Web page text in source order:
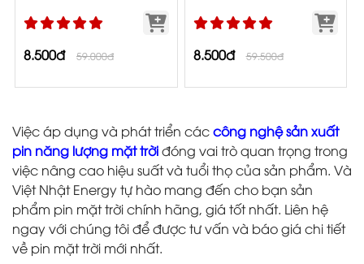
8.500đ 59.000đ 8.500đ 59.500đ
Việc áp dụng và phát triển cáccông nghệ sản xuất
pin năng lượng mặt trờiđóng vai trò quan trọng trong
việc nâng cao hiệu suất và tuổi thọ của sản phẩm. Và
Việt Nhật Energy tự hào mang đến cho bạn sản
phẩm pin mặt trời chính hãng, giá tốt nhất. Liên hệ
ngay với chúng tôi để được tư vấn và báo giá chi tiết
về pin mặt trời mới nhất.